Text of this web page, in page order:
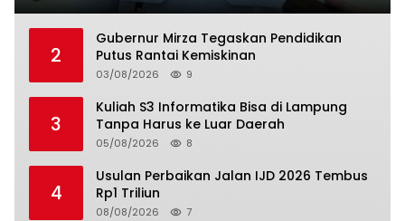
2
Gubernur Mirza Tegaskan Pendidikan
Putus Rantai Kemiskinan
03/08/2026 9
3
Kuliah S3 Informatika Bisa di Lampung
Tanpa Harus ke Luar Daerah
05/08/2026 8
4
Usulan Perbaikan Jalan IJD 2026 Tembus
Rp1 Triliun
08/08/2026 7